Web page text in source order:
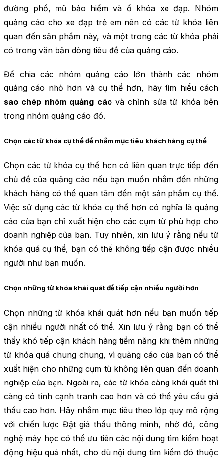
đường phố, mũ bảo hiểm và ổ khóa xe đạp. Nhóm
quảng cáo cho xe đạp trẻ em nên có các từ khóa liên
quan đến sản phẩm này, và một trong các từ khóa phải
có trong văn bản dòng tiêu đề của quảng cáo.
Để chia các nhóm quảng cáo lớn thành các nhóm
quảng cáo nhỏ hơn và cụ thể hơn, hãy tìm hiểu cách
sao chép nhóm quảng cáovà chỉnh sửa từ khóa bên
trong nhóm quảng cáo đó.
Chọn các từ khóa cụ thể để nhắm mục tiêu khách hàng cụ thể
Chọn các từ khóa cụ thể hơn có liên quan trực tiếp đến
chủ đề của quảng cáo nếu bạn muốn nhắm đến những
khách hàng có thể quan tâm đến một sản phẩm cụ thể.
Việc sử dụng các từ khóa cụ thể hơn có nghĩa là quảng
cáo của bạn chỉ xuất hiện cho các cụm từ phù hợp cho
doanh nghiệp của bạn. Tuy nhiên, xin lưu ý rằng nếu từ
khóa quá cụ thể, bạn có thể không tiếp cận được nhiều
người như bạn muốn.
Chọn những từ khóa khái quát để tiếp cận nhiều người hơn
Chọn những từ khóa khái quát hơn nếu bạn muốn tiếp
cận nhiều người nhất có thể. Xin lưu ý rằng bạn có thể
thấy khó tiếp cận khách hàng tiềm năng khi thêm những
từ khóa quá chung chung, vì quảng cáo của bạn có thể
xuất hiện cho những cụm từ không liên quan đến doanh
nghiệp của bạn. Ngoài ra, các từ khóa càng khái quát thì
càng có tính cạnh tranh cao hơn và có thể yêu cầu giá
thầu cao hơn. Hãy nhắm mục tiêu theo lớp quy mô rộng
với chiến lược Đặt giá thầu thông minh, nhờ đó, công
nghệ máy học có thể ưu tiên các nội dung tìm kiếm hoạt
động hiệu quả nhất, cho dù nội dung tìm kiếm đó thuộc